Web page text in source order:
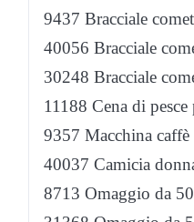
9437 Bracciale
40056 Bracciale
30248 Bracciale
11188 Cena di
9357 Macchina
40037 Camicia
8713 Omaggio da